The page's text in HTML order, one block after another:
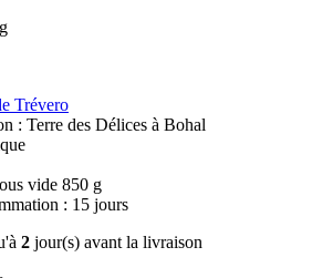
Trévero
: Terre des Délices à Bohal
vide 850 g
: 15 jours
2 jour(s) avant la livraison